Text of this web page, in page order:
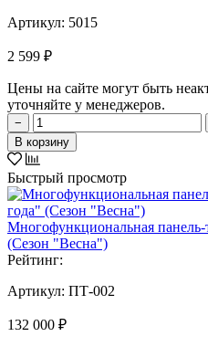
Артикул: 5015
2 599 ₽
Цены на сайте могут быть
уточняйте у менеджеров.
−
В корзину
Быстрый просмотр
Многофункциональная
(Сезон "Весна")
Рейтинг:
Артикул: ПТ-002
132 000 ₽